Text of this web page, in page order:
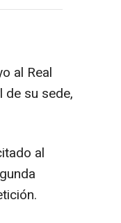
al Real
de su sede,
al